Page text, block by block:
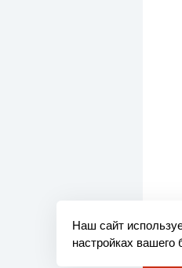
Наш сайт
настройках